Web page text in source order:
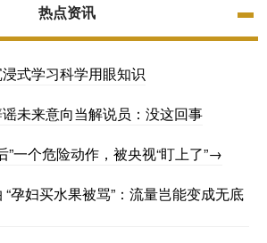
热点资讯
式学习科学用眼知识
未来意向当解说员：没这回事
”一个危险动作，被央视“盯上了”→
孕妇买水果被骂”：流量岂能变成无底